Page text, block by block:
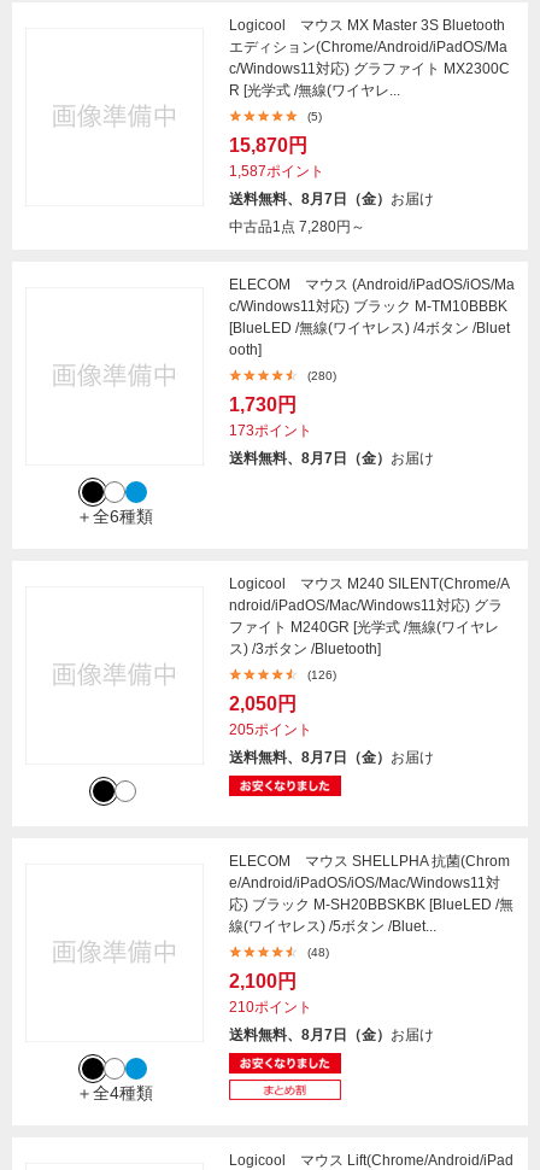
Logicool マウス MX Master 3S Bluetooth
エディション(Chrome/Android/iPadOS/Ma
c/Windows11対応) グラファイト MX2300C
R [光学式 /無線(ワイヤレ...
(5)
15,870円
1,587ポイント
送料無料、8月7日（金） お届け
中古品1点 7,280円～
＋全6種類
ELECOM マウス (Android/iPadOS/iOS/Ma
c/Windows11対応) ブラック M-TM10BBBK
[BlueLED /無線(ワイヤレス) /4ボタン /Bluet
ooth]
(280)
1,730円
173ポイント
送料無料、8月7日（金） お届け
Logicool マウス M240 SILENT(Chrome/A
ndroid/iPadOS/Mac/Windows11対応) グラ
ファイト M240GR [光学式 /無線(ワイヤレ
ス) /3ボタン /Bluetooth]
(126)
2,050円
205ポイント
送料無料、8月7日（金） お届け
＋全4種類
ELECOM マウス SHELLPHA 抗菌(Chrom
e/Android/iPadOS/iOS/Mac/Windows11対
応) ブラック M-SH20BBSKBK [BlueLED /無
線(ワイヤレス) /5ボタン /Bluet...
(48)
2,100円
210ポイント
送料無料、8月7日（金） お届け
Logicool マウス Lift(Chrome/Android/iPad